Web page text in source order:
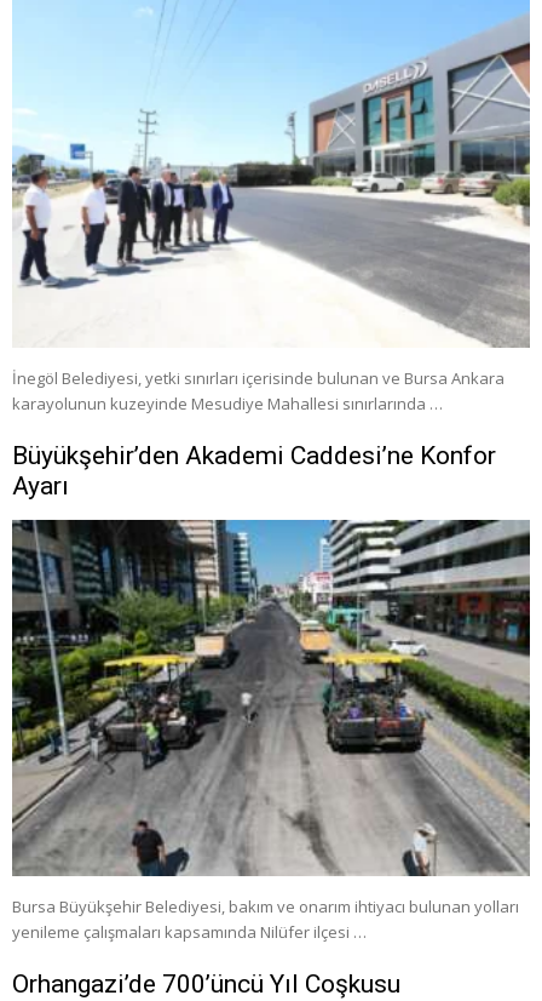
İnegöl Belediyesi, yetki sınırları içerisinde bulunan ve Bursa Ankara
karayolunun kuzeyinde Mesudiye Mahallesi sınırlarında …
Büyükşehir’den Akademi Caddesi’ne Konfor
Ayarı
Bursa Büyükşehir Belediyesi, bakım ve onarım ihtiyacı bulunan yolları
yenileme çalışmaları kapsamında Nilüfer ilçesi …
Orhangazi’de 700’üncü Yıl Coşkusu